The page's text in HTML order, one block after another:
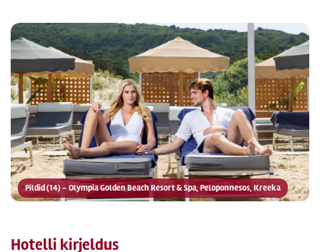
Pildid (14) – Olympia Golden Beach Resort & Spa, Peloponnesos, Kreeka
Hotelli kirjeldus